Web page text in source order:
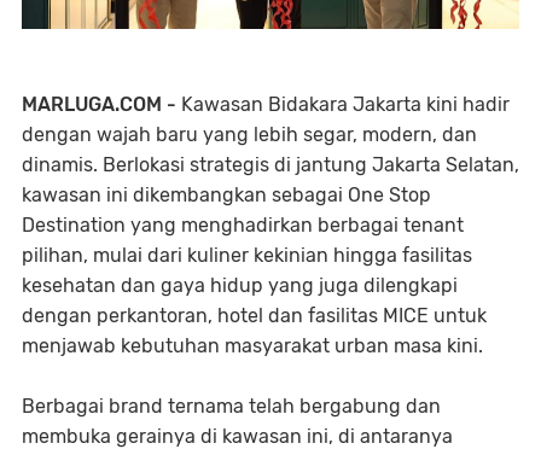
MARLUGA.COM - Kawasan Bidakara Jakarta kini hadir
dengan wajah baru yang lebih segar, modern, dan
dinamis. Berlokasi strategis di jantung Jakarta Selatan,
kawasan ini dikembangkan sebagai One Stop
Destination yang menghadirkan berbagai tenant
pilihan, mulai dari kuliner kekinian hingga fasilitas
kesehatan dan gaya hidup yang juga dilengkapi
dengan perkantoran, hotel dan fasilitas MICE untuk
menjawab kebutuhan masyarakat urban masa kini.
Berbagai brand ternama telah bergabung dan
membuka gerainya di kawasan ini, di antaranya